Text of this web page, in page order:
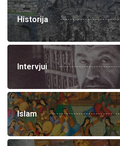
Historija
Intervjui
Islam